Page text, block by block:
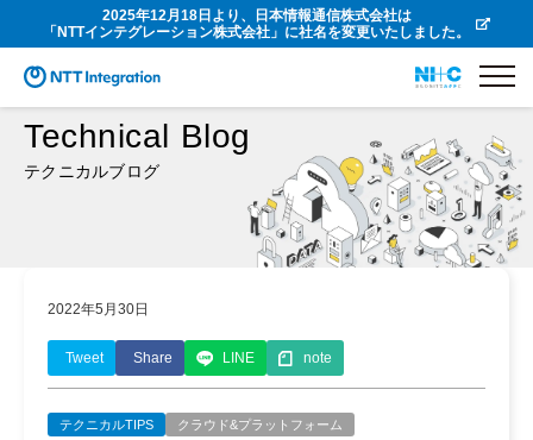
2025年12月18日より、日本情報通信株式会社は
「NTTインテグレーション株式会社」に社名を変更いたしました。
Technical Blog
テクニカルブログ
2022年5月30日
Tweet Share LINE note
テクニカルTIPS クラウド&プラットフォーム